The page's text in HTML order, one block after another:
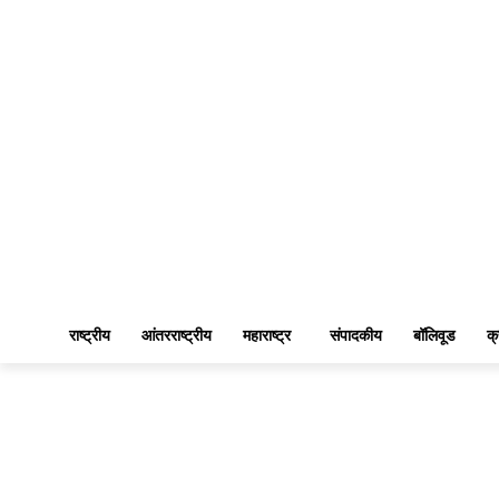
राष्ट्रीय आंतरराष्ट्रीय महाराष्ट्र संपादकीय बॉलिवूड